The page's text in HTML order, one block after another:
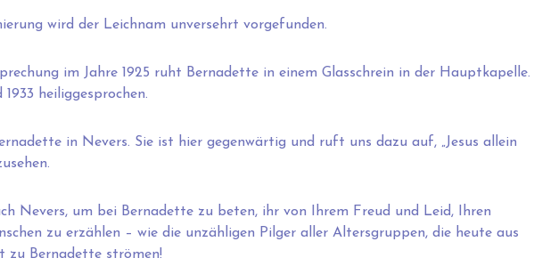
wird der Leichnam unversehrt vorgefunden.
im Jahre 1925 ruht Bernadette in einem Glasschrein in der Hauptkapelle.
heiliggesprochen.
in Nevers. Sie ist hier gegenwärtig und ruft uns dazu auf, „Jesus allein
Nevers, um bei Bernadette zu beten, ihr von Ihrem Freud und Leid, Ihren
zu erzählen – wie die unzähligen Pilger aller Altersgruppen, die heute aus
zu Bernadette strömen!